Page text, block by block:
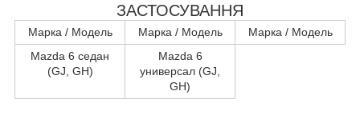
ЗАСТОСУВАННЯ
Марка / Модель Марка / Модель
Марка / Модель
Mazda 6 седан
(GJ, GH)
Mazda 6
универсал (GJ,
GH)